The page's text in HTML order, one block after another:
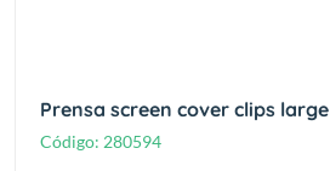
Prensa screen cover clips large
Código: 280594